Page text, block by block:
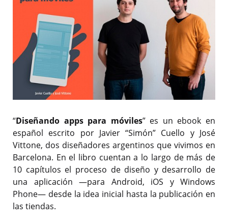
“Diseñando apps para móviles” es un ebook en
español escrito por Javier “Simón” Cuello y José
Vittone, dos diseñadores argentinos que vivimos en
Barcelona. En el libro cuentan a lo largo de más de
10 capítulos el proceso de diseño y desarrollo de
una aplicación —para Android, iOS y Windows
Phone— desde la idea inicial hasta la publicación en
las tiendas.